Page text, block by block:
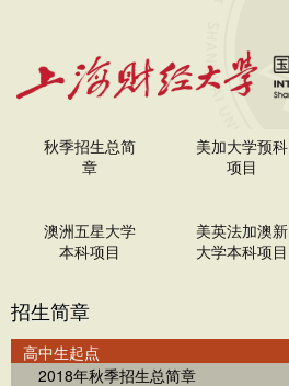
秋季招生总简
章
美加大学预科
项目
澳洲五星大学
本科项目
美英法加澳新
大学本科项目
招生简章
高中生起点
2018年秋季招生总简章